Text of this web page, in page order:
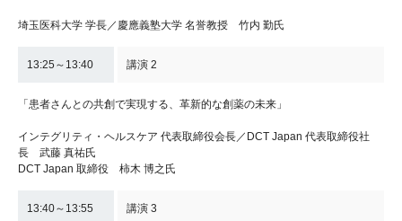
埼玉医科大学 学長／慶應義塾大学 名誉教授 竹内 勤氏
13:25～13:40 講演 2
「患者さんとの共創で実現する、革新的な創薬の未来」
インテグリティ・ヘルスケア 代表取締役会長／DCT Japan 代表取締役社
長 武藤 真祐氏
DCT Japan 取締役 柿木 博之氏
13:40～13:55 講演 3